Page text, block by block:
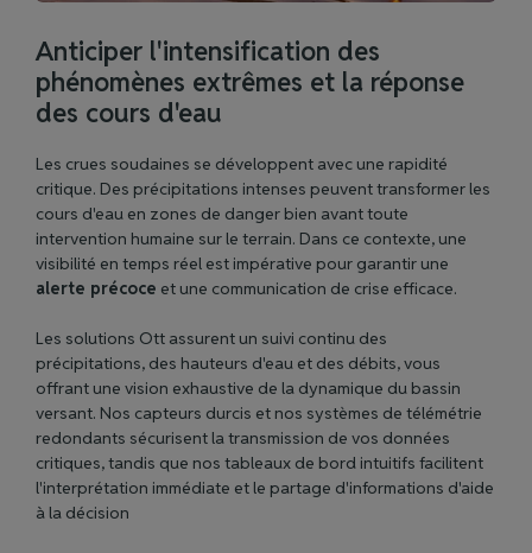
Anticiper l'intensification des
phénomènes extrêmes et la réponse
des cours d'eau
Les crues soudaines se développent avec une rapidité
critique. Des précipitations intenses peuvent transformer les
cours d'eau en zones de danger bien avant toute
intervention humaine sur le terrain. Dans ce contexte, une
visibilité en temps réel est impérative pour garantir une
alerte précoce et une communication de crise efficace.
Les solutions Ott assurent un suivi continu des
précipitations, des hauteurs d'eau et des débits, vous
offrant une vision exhaustive de la dynamique du bassin
versant. Nos capteurs durcis et nos systèmes de télémétrie
redondants sécurisent la transmission de vos données
critiques, tandis que nos tableaux de bord intuitifs facilitent
l'interprétation immédiate et le partage d'informations d'aide
à la décision